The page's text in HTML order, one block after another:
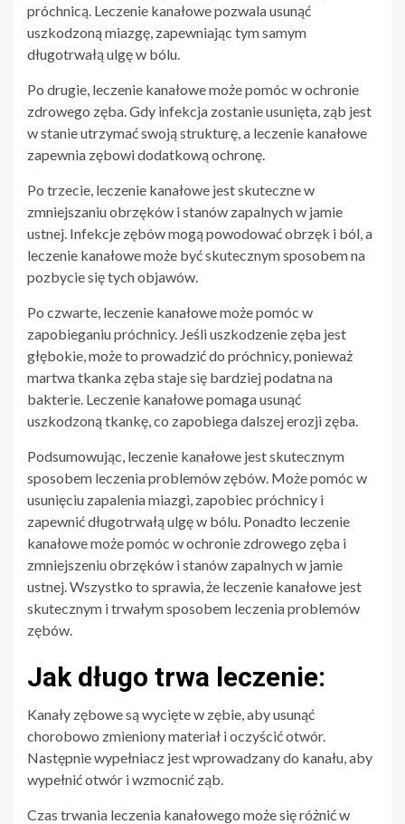
próchnicą. Leczenie kanałowe pozwala usunąć
uszkodzoną miazgę, zapewniając tym samym
długotrwałą ulgę w bólu.
Po drugie, leczenie kanałowe może pomóc w ochronie
zdrowego zęba. Gdy infekcja zostanie usunięta, ząb jest
w stanie utrzymać swoją strukturę, a leczenie kanałowe
zapewnia zębowi dodatkową ochronę.
Po trzecie, leczenie kanałowe jest skuteczne w
zmniejszaniu obrzęków i stanów zapalnych w jamie
ustnej. Infekcje zębów mogą powodować obrzęk i ból, a
leczenie kanałowe może być skutecznym sposobem na
pozbycie się tych objawów.
Po czwarte, leczenie kanałowe może pomóc w
zapobieganiu próchnicy. Jeśli uszkodzenie zęba jest
głębokie, może to prowadzić do próchnicy, ponieważ
martwa tkanka zęba staje się bardziej podatna na
bakterie. Leczenie kanałowe pomaga usunąć
uszkodzoną tkankę, co zapobiega dalszej erozji zęba.
Podsumowując, leczenie kanałowe jest skutecznym
sposobem leczenia problemów zębów. Może pomóc w
usunięciu zapalenia miazgi, zapobiec próchnicy i
zapewnić długotrwałą ulgę w bólu. Ponadto leczenie
kanałowe może pomóc w ochronie zdrowego zęba i
zmniejszeniu obrzęków i stanów zapalnych w jamie
ustnej. Wszystko to sprawia, że leczenie kanałowe jest
skutecznym i trwałym sposobem leczenia problemów
zębów.
Jak długo trwa leczenie:
Kanały zębowe są wycięte w zębie, aby usunąć
chorobowo zmieniony materiał i oczyścić otwór.
Następnie wypełniacz jest wprowadzany do kanału, aby
wypełnić otwór i wzmocnić ząb.
Czas trwania leczenia kanałowego może się różnić w